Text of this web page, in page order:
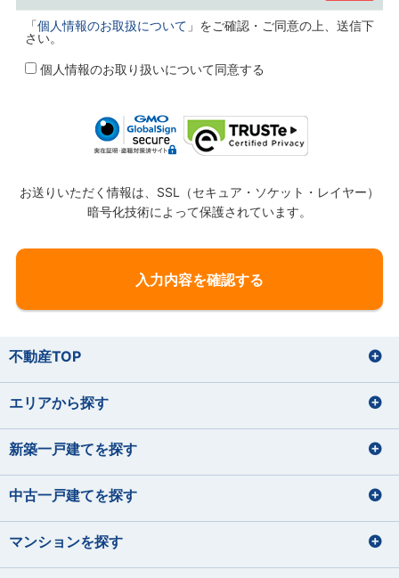
「個人情報のお取扱について 」をご確認・ご同意の上、送信下
さい。
個人情報のお取り扱いについて同意する
お送りいただく情報は、SSL（セキュア・ソケット・レイヤー）
暗号化技術によって保護されています。
不動産TOP
エリアから探す
新築一戸建てを探す
中古一戸建てを探す
マンションを探す